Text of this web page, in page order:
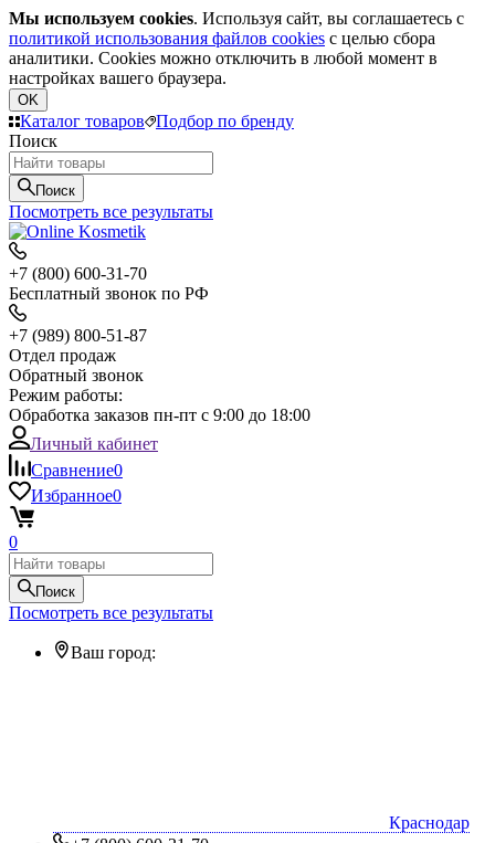
Мы используем cookies. Используя сайт, вы соглашаетесь с
политикой использования файлов cookies с целью сбора
аналитики. Cookies можно отключить в любой момент в
настройках вашего браузера.
OK
Каталог товаров
Подбор по бренду
Поиск
Поиск
Посмотреть все результаты
+7 (800) 600-31-70
Бесплатный звонок по РФ
+7 (989) 800-51-87
Отдел продаж
Обратный звонок
Режим работы:
Обработка заказов пн-пт с 9:00 до 18:00
Личный кабинет
Сравнение0
Избранное0
0
Поиск
Посмотреть все результаты
Ваш город:
Краснодар